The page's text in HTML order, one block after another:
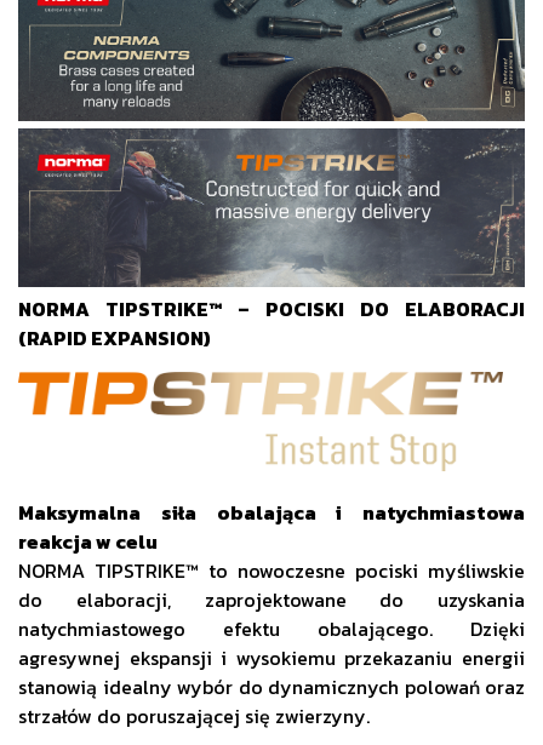
NORMA TIPSTRIKE™ – POCISKI DO ELABORACJI
(RAPID EXPANSION)
Maksymalna siła obalająca i natychmiastowa
reakcja w celu
NORMA TIPSTRIKE™ to nowoczesne pociski myśliwskie
do elaboracji, zaprojektowane do uzyskania
natychmiastowego efektu obalającego. Dzięki
agresywnej ekspansji i wysokiemu przekazaniu energii
stanowią idealny wybór do dynamicznych polowań oraz
strzałów do poruszającej się zwierzyny.